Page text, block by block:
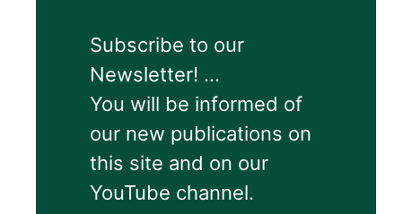
Subscribe to our
Newsletter! ...
You will be informed of
our new publications on
this site and on our
YouTube channel.